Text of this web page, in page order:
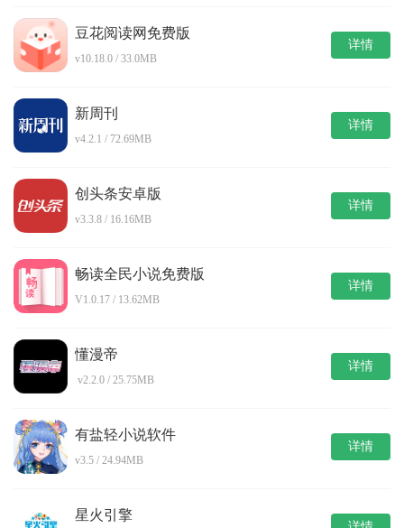
豆花阅读网免费版
v10.18.0 / 33.0MB
详情
新周刊
v4.2.1 / 72.69MB
详情
创头条安卓版
v3.3.8 / 16.16MB
详情
畅读全民小说免费版
V1.0.17 / 13.62MB
详情
懂漫帝
v2.2.0 / 25.75MB
详情
有盐轻小说软件
v3.5 / 24.94MB
详情
星火引擎